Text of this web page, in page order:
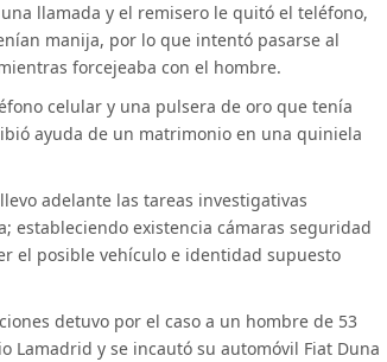
llamada y el remisero le quitó el teléfono,
manija, por lo que intentó pasarse al
forcejeaba con el hombre.
celular y una pulsera de oro que tenía
ayuda de un matrimonio en una quiniela
adelante las tareas investigativas
estableciendo existencia cámaras seguridad
el posible vehículo e identidad supuesto
detuvo por el caso a un hombre de 53
Lamadrid y se incautó su automóvil Fiat Duna